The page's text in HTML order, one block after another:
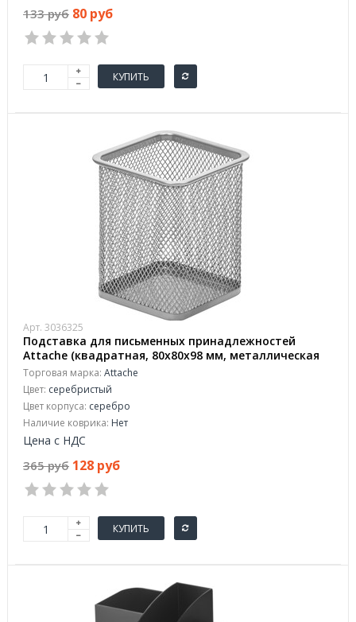
133 руб 80 руб
КУПИТЬ
Арт. 3036325
Подставка для письменных принадлежностей
Attache (квадратная, 80х80х98 мм, металлическая
сетка, серебро)
Торговая марка: Attache
Цвет: серебристый
Цвет корпуса: серебро
Наличие коврика: Нет
Цена с НДС
365 руб 128 руб
КУПИТЬ